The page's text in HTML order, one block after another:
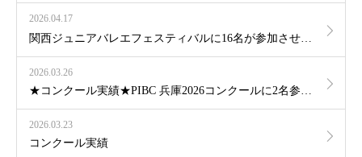
2026.04.17
2026.03.26
2026.03.23
コンクール実績